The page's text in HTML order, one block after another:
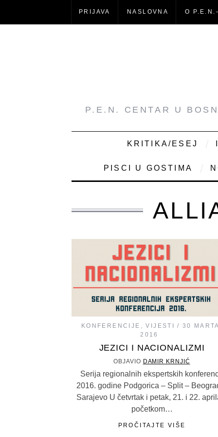
PRIJAVA NASLOVNA O
P.E.N. CENTAR U
KRITIKA/ESEJ
PISCI U GOSTIMA
KONFERENCIJE ,VIJESTI
30
2016
JEZICI I NACIONALIZMI
OBJAVIO DAMIR KRNJIĆ
Serija regionalnih ekspertskih
2016. godine Podgorica – Split –
Sarajevo U četvrtak i petak, 21. i 22.
početkom…
PROČITAJTE VIŠE